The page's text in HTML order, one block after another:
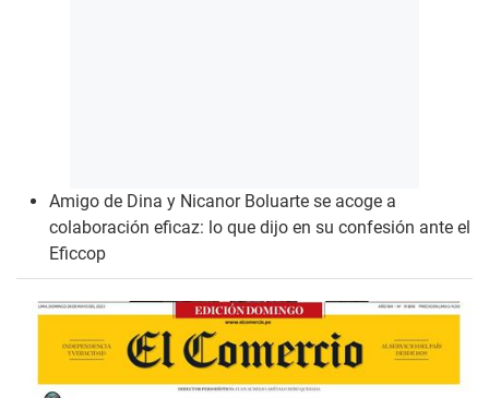
Amigo de Dina y Nicanor Boluarte se acoge a
colaboración eficaz: lo que dijo en su confesión ante el
Eficcop